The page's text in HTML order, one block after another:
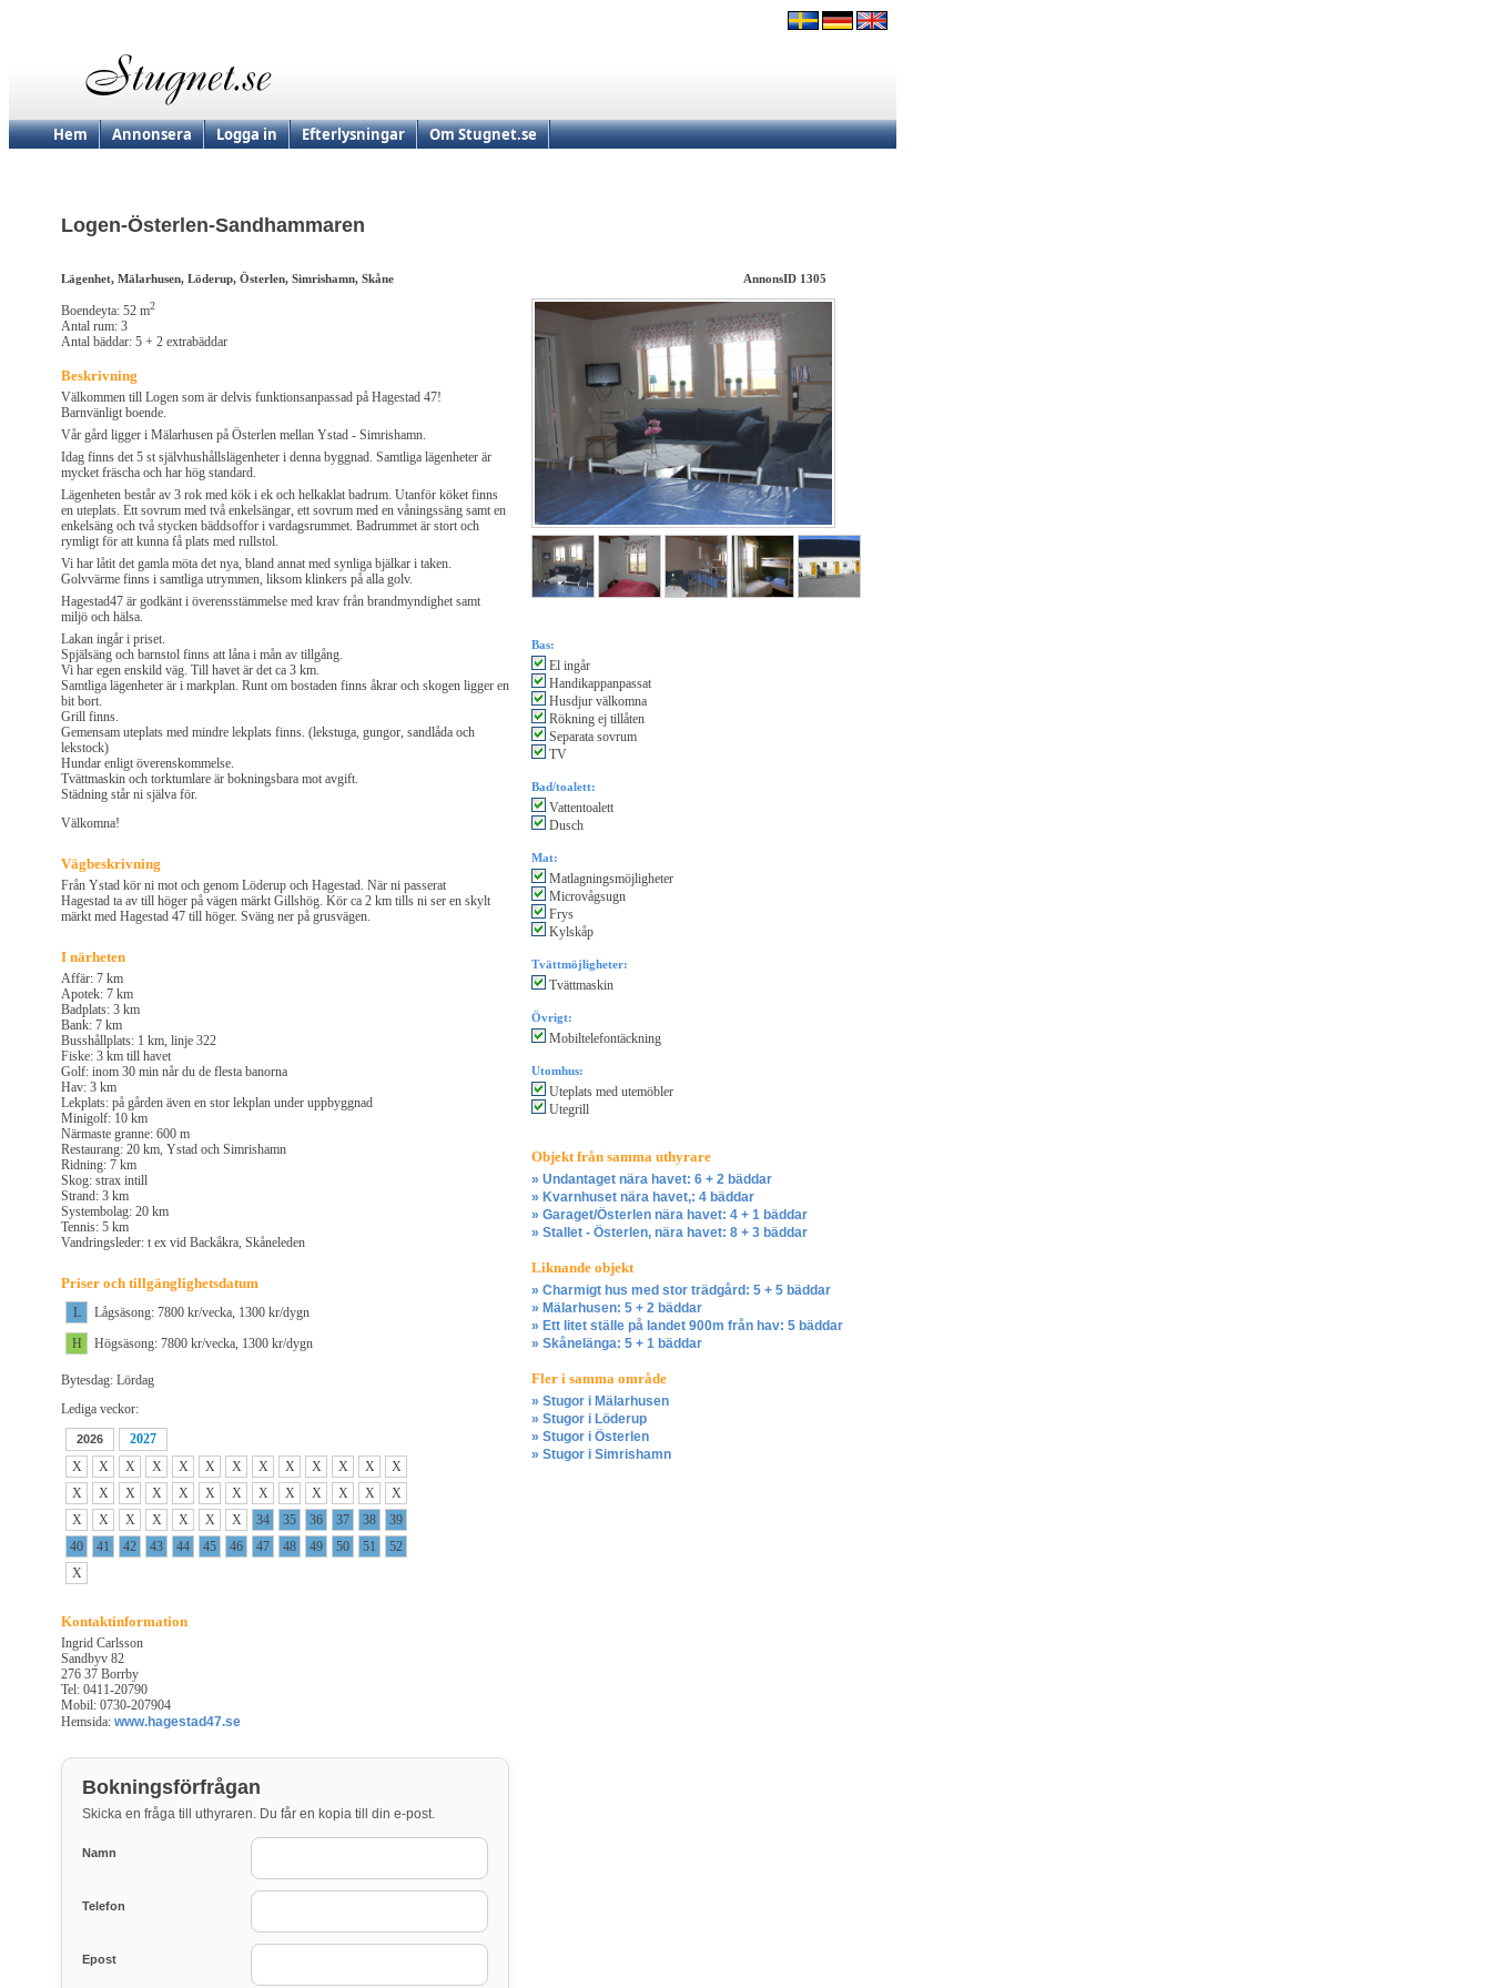
Hem Annonsera Logga in Efterlysningar Om Stugnet.se
Logen-Österlen-Sandhammaren
Lägenhet, Mälarhusen, Löderup, Österlen, Simrishamn, Skåne AnnonsID 1305
Boendeyta: 52 m2
Antal rum: 3
Antal bäddar: 5 + 2 extrabäddar
Beskrivning
Välkommen till Logen som är delvis funktionsanpassad på Hagestad 47!
Barnvänligt boende.
Vår gård ligger i Mälarhusen på Österlen mellan Ystad - Simrishamn.
Idag finns det 5 st självhushållslägenheter i denna byggnad. Samtliga lägenheter är
mycket fräscha och har hög standard.
Lägenheten består av 3 rok med kök i ek och helkaklat badrum. Utanför köket finns
en uteplats. Ett sovrum med två enkelsängar, ett sovrum med en våningssäng samt en
enkelsäng och två stycken bäddsoffor i vardagsrummet. Badrummet är stort och
rymligt för att kunna få plats med rullstol.
Vi har låtit det gamla möta det nya, bland annat med synliga bjälkar i taken.
Golvvärme finns i samtliga utrymmen, liksom klinkers på alla golv.
Hagestad47 är godkänt i överensstämmelse med krav från brandmyndighet samt
miljö och hälsa.
Lakan ingår i priset.
Spjälsäng och barnstol finns att låna i mån av tillgång.
Vi har egen enskild väg. Till havet är det ca 3 km.
Samtliga lägenheter är i markplan. Runt om bostaden finns åkrar och skogen ligger en
bit bort.
Grill finns.
Gemensam uteplats med mindre lekplats finns. (lekstuga, gungor, sandlåda och
lekstock)
Hundar enligt överenskommelse.
Tvättmaskin och torktumlare är bokningsbara mot avgift.
Städning står ni själva för.
Välkomna!
Vägbeskrivning
Från Ystad kör ni mot och genom Löderup och Hagestad. När ni passerat
Hagestad ta av till höger på vägen märkt Gillshög. Kör ca 2 km tills ni ser en skylt
märkt med Hagestad 47 till höger. Sväng ner på grusvägen.
I närheten
Affär: 7 km
Apotek: 7 km
Badplats: 3 km
Bank: 7 km
Busshållplats: 1 km, linje 322
Fiske: 3 km till havet
Golf: inom 30 min når du de flesta banorna
Hav: 3 km
Lekplats: på gården även en stor lekplan under uppbyggnad
Minigolf: 10 km
Närmaste granne: 600 m
Restaurang: 20 km, Ystad och Simrishamn
Ridning: 7 km
Skog: strax intill
Strand: 3 km
Systembolag: 20 km
Tennis: 5 km
Vandringsleder: t ex vid Backåkra, Skåneleden
Priser och tillgänglighetsdatum
L
Lågsäsong: 7800 kr/vecka, 1300 kr/dygn
H
Högsäsong: 7800 kr/vecka, 1300 kr/dygn
Bytesdag: Lördag
Lediga veckor:
2026
2027
X
X X X X X X X X X X X
X
X
X X X X X X X X X X X
X
X
X X X X X X 34 35 36 37 38
39
40
41 42 43 44 45 46 47 48 49 50 51
52
X
Kontaktinformation
Ingrid Carlsson
Sandbyv 82
276 37 Borrby
Tel: 0411-20790
Mobil: 0730-207904
Hemsida: www.hagestad47.se
Bokningsförfrågan
Skicka en fråga till uthyraren. Du får en kopia till din e-post.
Namn
Telefon
Epost
Bas:
El ingår
Handikappanpassat
Husdjur välkomna
Rökning ej tillåten
Separata sovrum
TV
Bad/toalett:
Vattentoalett
Dusch
Mat:
Matlagningsmöjligheter
Microvågsugn
Frys
Kylskåp
Tvättmöjligheter:
Tvättmaskin
Övrigt:
Mobiltelefontäckning
Utomhus:
Uteplats med utemöbler
Utegrill
Objekt från samma uthyrare
» Undantaget nära havet: 6 + 2 bäddar
» Kvarnhuset nära havet,: 4 bäddar
» Garaget/Österlen nära havet: 4 + 1 bäddar
» Stallet - Österlen, nära havet: 8 + 3 bäddar
Liknande objekt
» Charmigt hus med stor trädgård: 5 + 5 bäddar
» Mälarhusen: 5 + 2 bäddar
» Ett litet ställe på landet 900m från hav: 5 bäddar
» Skånelänga: 5 + 1 bäddar
Fler i samma område
» Stugor i Mälarhusen
» Stugor i Löderup
» Stugor i Österlen
» Stugor i Simrishamn